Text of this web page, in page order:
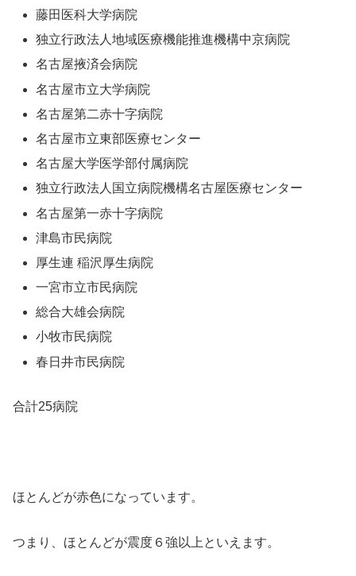
藤田医科大学病院
独立行政法人地域医療機能推進機構中京病院
名古屋掖済会病院
名古屋市立大学病院
名古屋第二赤十字病院
名古屋市立東部医療センター
名古屋大学医学部付属病院
独立行政法人国立病院機構名古屋医療センター
名古屋第一赤十字病院
津島市民病院
厚生連 稲沢厚生病院
一宮市立市民病院
総合大雄会病院
小牧市民病院
春日井市民病院
合計25病院
ほとんどが赤色になっています。
つまり、ほとんどが震度６強以上といえます。